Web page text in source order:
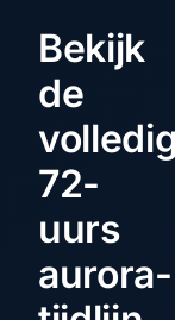
Bekijk
de
72-
uurs
aurora-